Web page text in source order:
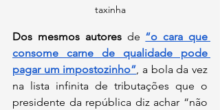
taxinha
Dos mesmos autores de “o cara que
consome carne de qualidade pode
pagar um impostozinho”, a bola da vez
na lista infinita de tributações que o
presidente da república diz achar “não